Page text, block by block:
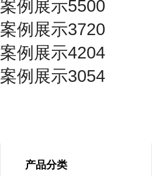
案例展示5500
案例展示3720
案例展示4204
案例展示3054
产品分类